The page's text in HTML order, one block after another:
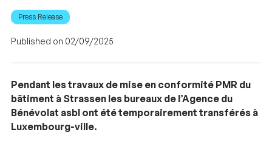
Press Release
Published on 02/09/2025
Pendant les travaux de mise en conformité PMR du
bâtiment à Strassen les bureaux de l’Agence du
Bénévolat asbl ont été temporairement transférés à
Luxembourg-ville.